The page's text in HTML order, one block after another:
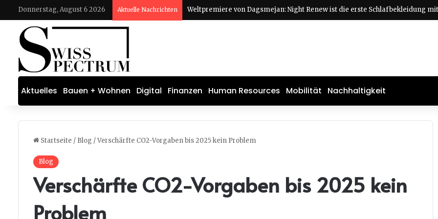
Donnerstag, August 6 2026 Aktuelle Nachrichten
Aktuelles Bauen + Wohnen Digital Finanzen Human Resources Mobilität Nachhaltigkeit
Startseite / Blog /Verschärfte CO2-Vorgaben bis 2025 kein Problem
Blog
Verschärfte CO2-Vorgaben bis 2025 kein
Problem